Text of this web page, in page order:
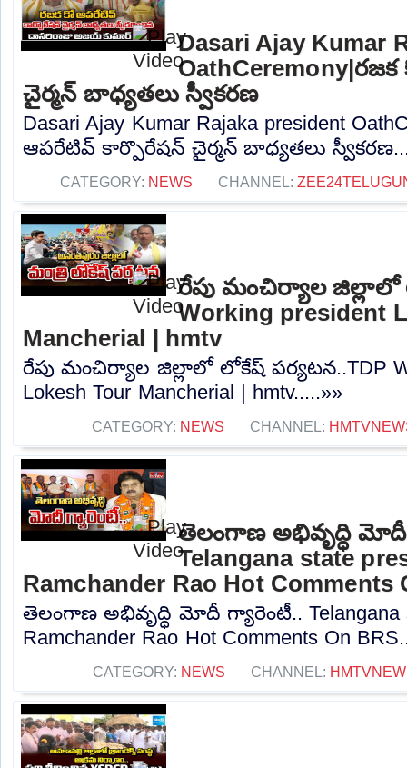
Dasari Ajay Kumar
చైర్మన్ బాధ్యతలు స్వీకరణ
Dasari Ajay Kumar Rajaka president
ఆపరేటివ్ కార్పొరేషన్ చైర్మన్ బాధ్యతలు
CATEGORY: NEWS CHANNEL:
రేపు మంచిర్యాల జిల్లాలో
Working president
Mancherial | hmtv
రేపు మంచిర్యాల జిల్లాలో లోకేష్ పర్యటన..TDP
Lokesh Tour Mancherial | hmtv.....»»
CATEGORY: NEWS CHANNEL:
తెలంగాణ అభివృద్ధి మోదీ
Telangana state
Ramchander Rao Hot Comments
తెలంగాణ అభివృద్ధి మోదీ గ్యారెంటీ.. Telangana
Ramchander Rao Hot Comments On
CATEGORY: NEWS CHANNEL: